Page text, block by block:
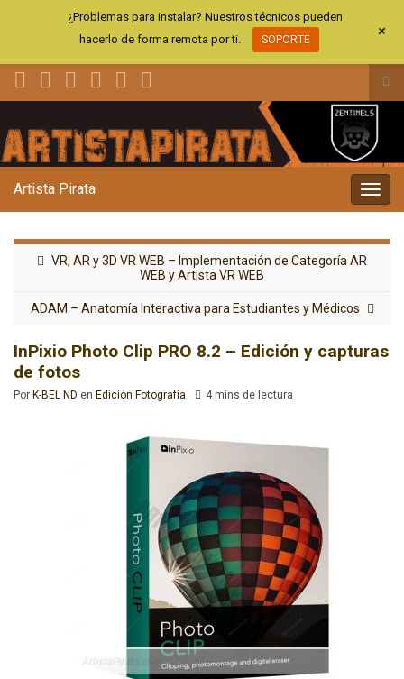
el
la
Artista Pirata
VR, AR y 3D VR WEB – Implementación de Categoría AR
WEB y Artista VR WEB
ADAM – Anatomía Interactiva para Estudiantes y Médicos
InPixio Photo Clip PRO 8.2 – Edición y capturas
de fotos
Por K-BEL ND en Edición Fotografía 4 mins de lectura
¿Problemas para instalar? Nuestros técnicos pueden
hacerlo de forma remota por ti.
SOPORTE +